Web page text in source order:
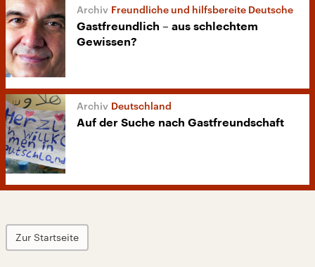
Freundliche und hilfsbereite Deutsche
Gastfreundlich – aus schlechtem
Gewissen?
Deutschland
Auf der Suche nach Gastfreundschaft
Zur Startseite